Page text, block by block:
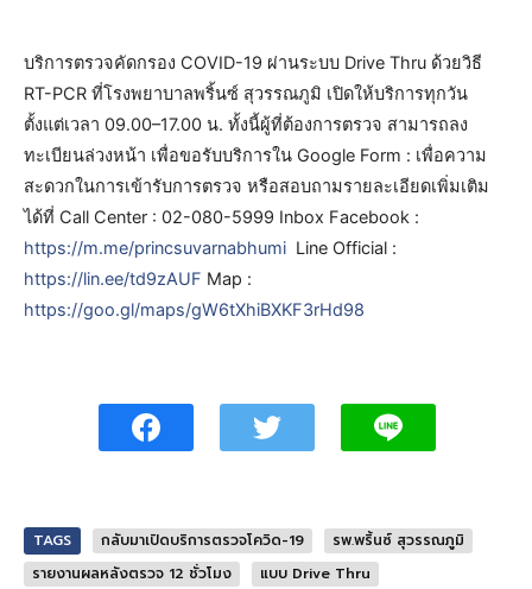
บริการตรวจคัดกรอง COVID-19 ผ่านระบบ Drive Thru ด้วยวิธี
RT-PCR ที่โรงพยาบาลพริ้นซ์ สุวรรณภูมิ เปิดให้บริการทุกวัน
ตั้งแต่เวลา 09.00–17.00 น. ทั้งนี้ผู้ที่ต้องการตรวจ สามารถลง
ทะเบียนล่วงหน้า เพื่อขอรับบริการใน Google Form : เพื่อความ
สะดวกในการเข้ารับการตรวจ หรือสอบถามรายละเอียดเพิ่มเติม
ได้ที่ Call Center : 02-080-5999 Inbox Facebook :
https://m.me/princsuvarnabhumi Line Official :
https://lin.ee/td9zAUF Map :
https://goo.gl/maps/gW6tXhiBXKF3rHd98
TAGS กลับมาเปิดบริการตรวจโควิด-19
รพ.พริ้นซ์ สุวรรณภูมิ
รายงานผลหลังตรวจ 12 ชั่วโมง
แบบ Drive Thru